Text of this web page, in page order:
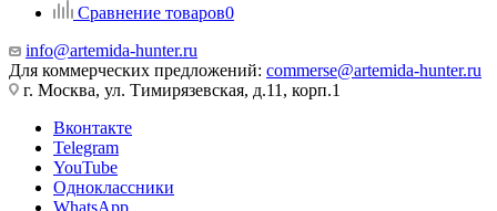
Сравнение товаров0
info@artemida-hunter.ru
Для коммерческих предложений: commerse@artemida-hunter.ru
г. Москва, ул. Тимирязевская, д.11, корп.1
Вконтакте
Telegram
YouTube
Одноклассники
WhatsApp